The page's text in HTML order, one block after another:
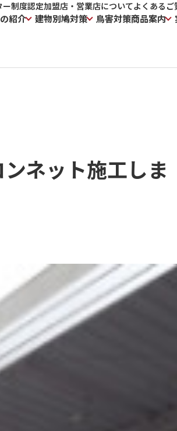
ー制度認定加盟店・営業店についてよくあるご
紹介 建物別鳩対策 鳥害対策商品案内
ネット施工しま